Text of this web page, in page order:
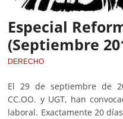
Especial
(Septiembre
DERECHO
El 29 de septiembre de
CC.OO. y UGT, han
laboral. Exactamente 20